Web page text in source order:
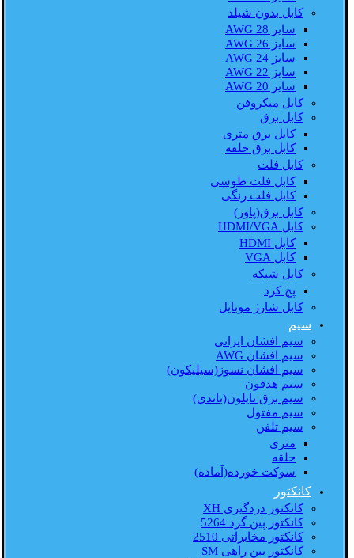
کابل بدون شیلد
سایز AWG 28
سایز AWG 26
سایز AWG 24
سایز AWG 22
سایز AWG 20
کابل میکروفن
کابل برق
کابل برق متری
کابل برق حلقه
کابل فلت
کابل فلت طوسی
کابل فلت رنگی
کابل برق(پاور)
کابل HDMI/VGA
کابل HDMI
کابل VGA
کابل شبکه
پچ کرد
کابل شارژ موبایل
سیم
سیم افشان ایرانی
سیم افشان AWG
سیم افشان نسوز(سیلیکون)
سیم هدفون
سیم برق نایلون(باندی)
سیم مفتول
سیم تلفن
متری
حلقه
سوکت خورده(آماده)
کانکتور
کانکتور دزدگیری XH
کانکتور پین گرد 5264
کانکتور مخابراتی 2510
کانکتور بین راهی SM